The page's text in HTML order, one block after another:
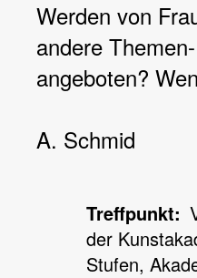
Werden von
andere
angeboten?
A. Schmid
Treffpunkt
der
Stufen,